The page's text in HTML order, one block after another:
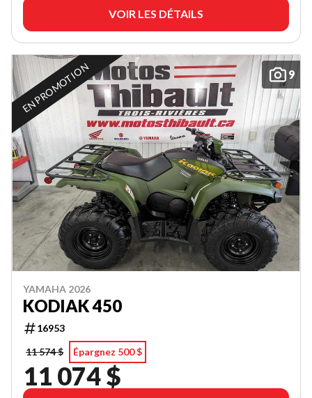
VOIR LES DÉTAILS
9
EN PROMOTION
YAMAHA 2026
KODIAK 450
16953
11 574 $
Épargnez 500 $
11 074 $